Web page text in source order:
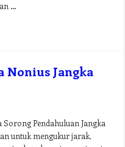
…
Nonius Jangka
Pendahuluan Jangka
untuk mengukur jarak,